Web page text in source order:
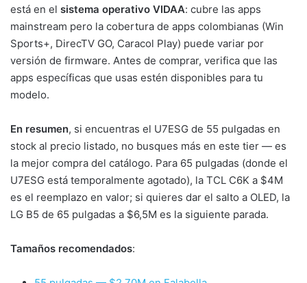
está en el sistema operativo VIDAA: cubre las apps
mainstream pero la cobertura de apps colombianas (Win
Sports+, DirecTV GO, Caracol Play) puede variar por
versión de firmware. Antes de comprar, verifica que las
apps específicas que usas estén disponibles para tu
modelo.
En resumen, si encuentras el U7ESG de 55 pulgadas en
stock al precio listado, no busques más en este tier — es
la mejor compra del catálogo. Para 65 pulgadas (donde el
U7ESG está temporalmente agotado), la TCL C6K a $4M
es el reemplazo en valor; si quieres dar el salto a OLED, la
LG B5 de 65 pulgadas a $6,5M es la siguiente parada.
Tamaños recomendados: